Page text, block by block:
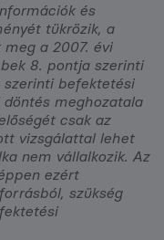
és
tükrözik, a
a 2007. évi
8. pontja szerinti
befektetési
meghozatala
csak az
vizsgálattal lehet
nem vállalkozik. Az
ezért
szükség